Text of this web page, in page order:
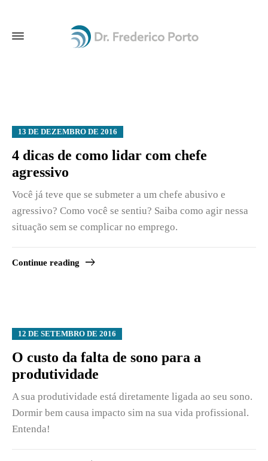
13 DE DEZEMBRO DE 2016
4 dicas de como lidar com chefe
agressivo
Você já teve que se submeter a um chefe abusivo e
agressivo? Como você se sentiu? Saiba como agir nessa
situação sem se complicar no emprego.
Continue reading
12 DE SETEMBRO DE 2016
O custo da falta de sono para a
produtividade
A sua produtividade está diretamente ligada ao seu sono.
Dormir bem causa impacto sim na sua vida profissional.
Entenda!